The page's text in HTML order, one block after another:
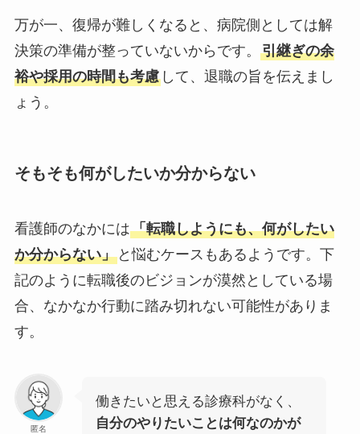
万が一、復帰が難しくなると、病院側としては解
決策の準備が整っていないからです。 引継ぎの余
裕や採用の時間も考慮して、退職の旨を伝えまし
ょう。
そもそも何がしたいか分からない
看護師のなかには「転職しようにも、何がしたい
か分からない」と悩むケースもあるようです。下
記のように転職後のビジョンが漠然としている場
合、なかなか行動に踏み切れない可能性がありま
す。
匿名
働きたいと思える診療科がなく、
自分のやりたいことは何なのかが